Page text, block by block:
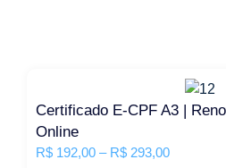
Certificado E-CPF A3 |
Online
R$ 192,00 – R$ 293,00